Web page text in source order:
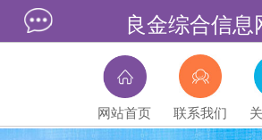
良金综合信息
网站首页 联系我们